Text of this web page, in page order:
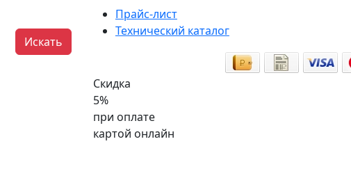
Искать
Прайс-лист
Технический каталог
Скидка
5%
при оплате
картой онлайн